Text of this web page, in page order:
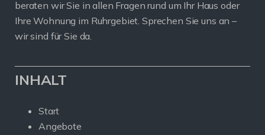
beraten wir Sie in allen Fragen rund um Ihr Haus oder
Ihre Wohnung im Ruhrgebiet. Sprechen Sie uns an –
wir sind für Sie da.
INHALT
Start
Angebote